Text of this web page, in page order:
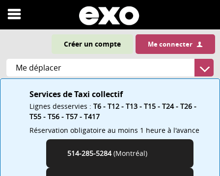
Ouvrir
menu
Créer un compte Me connecter
Services de Taxi collectif
Lignes desservies : T6 - T12 - T13 - T15 - T24 - T26 -
T55 - T56 - T57 - T417
Réservation obligatoire au moins 1 heure à l'avance
514-285-5284(Montréal)